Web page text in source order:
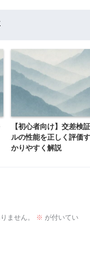
【初心者向け】交差検
ルの性能を正しく評価
かりやすく解説
ません。 ※ が付いてい